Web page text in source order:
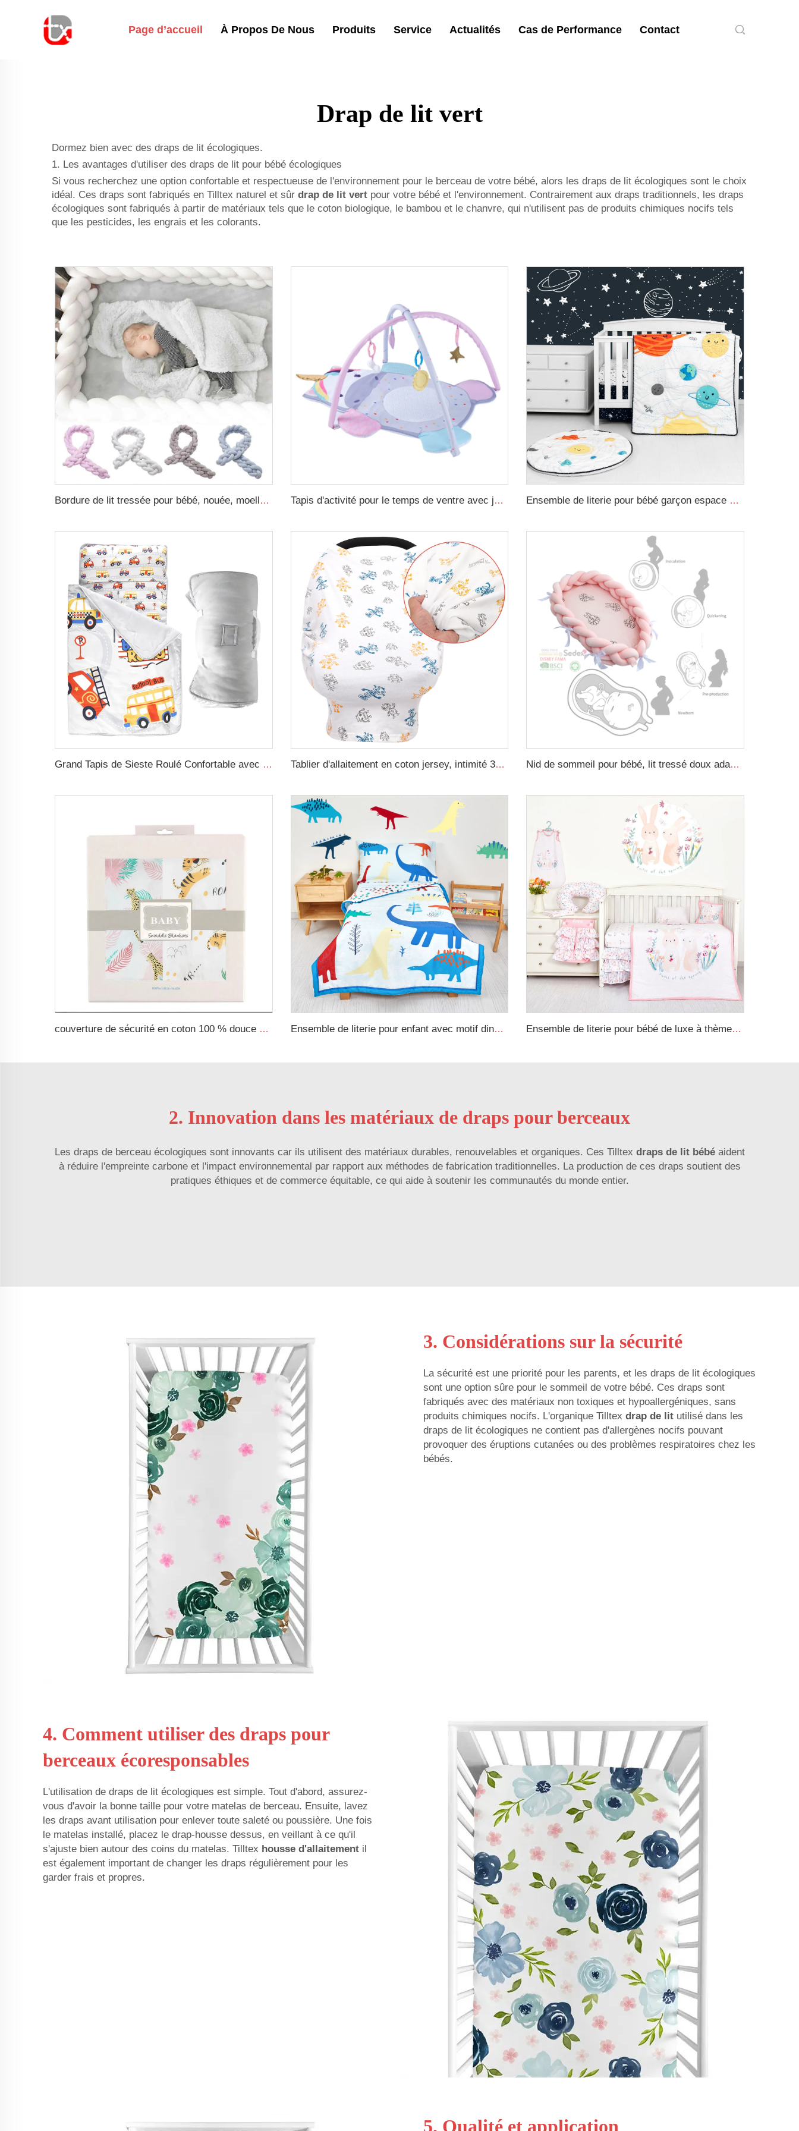
Page d’accueil À Propos De Nous Produits Service Actualités Cas de Performance Contact
Drap de lit vert
Dormez bien avec des draps de lit écologiques.
1. Les avantages d'utiliser des draps de lit pour bébé écologiques
Si vous recherchez une option confortable et respectueuse de l'environnement pour le berceau de votre bébé, alors les draps de lit écologiques sont le choix
idéal. Ces draps sont fabriqués en Tilltex naturel et sûr drap de lit vert pour votre bébé et l'environnement. Contrairement aux draps traditionnels, les draps
écologiques sont fabriqués à partir de matériaux tels que le coton biologique, le bambou et le chanvre, qui n'utilisent pas de produits chimiques nocifs tels
que les pesticides, les engrais et les colorants.
Bordure de lit tressée pour bébé, nouée, moelleuse, adaptée aux tout-petits, nid de sommeil pour bébé, bordure de lit tressée pour nouveau-né Tapis d'activité pour le temps de ventre avec jouets sensoriels suspendus, conception animale, gymnase de jeu pour bébé Ensemble de literie pour bébé garçon espace cartoon 3 pièces Ensemble de literie pour bébé et chambre de nursery
Grand Tapis de Sieste Roulé Confortable avec Motif de Circulation avec Oreiller Amovible et Couverture Tablier d'allaitement en coton jersey, intimité 360 degrés, super doux Nid de sommeil pour bébé, lit tressé doux adapté aux nouveau-nés, berceau portable, convient comme nid pour bébé
couverture de sécurité en coton 100 % douce et respirante, couverture en museline pour emmailloter bébé Ensemble de literie pour enfant avec motif dinosaure pour bébé garçon Ensemble de literie pour bébé de luxe à thème de lapin cartoon, ensemble de literie pour nouveau-né fille
2. Innovation dans les matériaux de draps pour berceaux
Les draps de berceau écologiques sont innovants car ils utilisent des matériaux durables, renouvelables et organiques. Ces Tilltex draps de lit bébé aident
à réduire l'empreinte carbone et l'impact environnemental par rapport aux méthodes de fabrication traditionnelles. La production de ces draps soutient des
pratiques éthiques et de commerce équitable, ce qui aide à soutenir les communautés du monde entier.
3. Considérations sur la sécurité
La sécurité est une priorité pour les parents, et les draps de lit écologiques
sont une option sûre pour le sommeil de votre bébé. Ces draps sont
fabriqués avec des matériaux non toxiques et hypoallergéniques, sans
produits chimiques nocifs. L'organique Tilltex drap de lit utilisé dans les
draps de lit écologiques ne contient pas d'allergènes nocifs pouvant
provoquer des éruptions cutanées ou des problèmes respiratoires chez les
bébés.
4. Comment utiliser des draps pour
berceaux écoresponsables
L'utilisation de draps de lit écologiques est simple. Tout d'abord, assurez-
vous d'avoir la bonne taille pour votre matelas de berceau. Ensuite, lavez
les draps avant utilisation pour enlever toute saleté ou poussière. Une fois
le matelas installé, placez le drap-housse dessus, en veillant à ce qu'il
s'ajuste bien autour des coins du matelas. Tilltex housse d'allaitement il
est également important de changer les draps régulièrement pour les
garder frais et propres.
5. Qualité et application